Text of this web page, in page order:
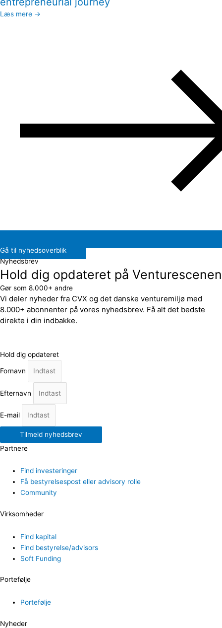
Læs mere →
Gå til nyhedsoverblik
Nyhedsbrev
Hold dig opdateret på Venturescenen
Gør som 8.000+ andre
Vi deler nyheder fra CVX og det danske venturemiljø med
8.000+ abonnenter på vores nyhedsbrev. Få alt det bedste
direkte i din indbakke.
Hold dig opdateret
Fornavn
Efternavn
E-mail
Tilmeld nyhedsbrev
Partnere
Find investeringer
Få bestyrelsespost eller advisory rolle
Community
Virksomheder
Find kapital
Find bestyrelse/advisors
Soft Funding
Portefølje
Portefølje
Nyheder